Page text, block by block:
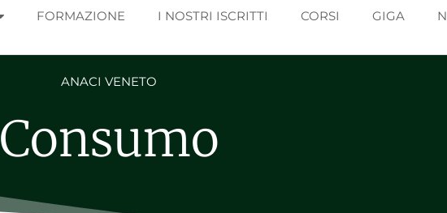
FORMAZIONE I NOSTRI ISCRITTI CORSI GIGA
ANACI VENETO
Consumo